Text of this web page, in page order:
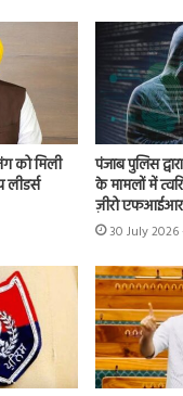
को मिली
लीडर्स
पंजाब पुलिस
के मामलों में
ज़ीरो
30 July 2026